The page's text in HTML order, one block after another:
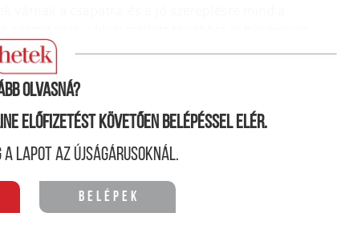
olvasná?
előfizetést követően belépéssel elér.
a lapot az újságárusoknál.
Belépek